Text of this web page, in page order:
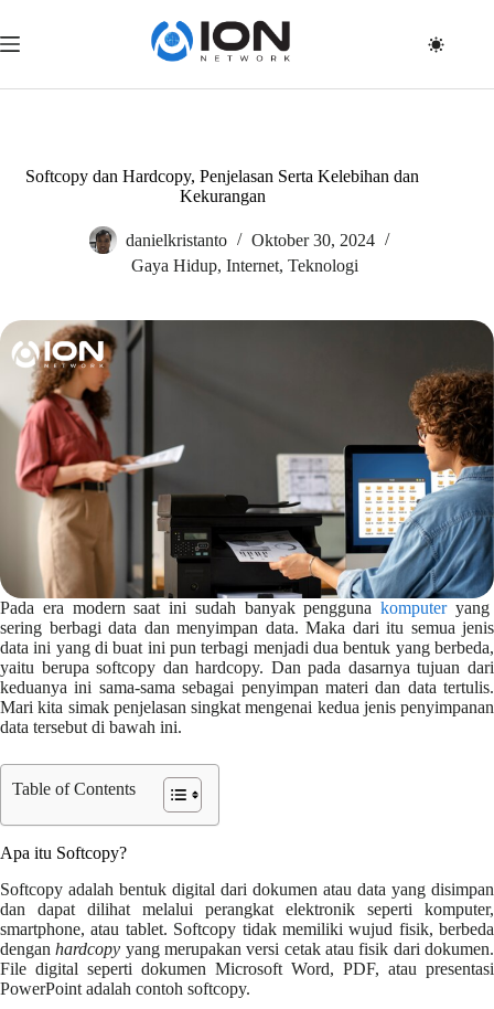
content
Softcopy dan Hardcopy, Penjelasan Serta Kelebihan dan
Kekurangan
danielkristanto
Oktober 30, 2024
Gaya Hidup, Internet, Teknologi
Pada era modern saat ini sudah banyak penggunakomputeryang
sering berbagi data dan menyimpan data. Maka dari itu semua jenis
data ini yang di buat ini pun terbagi menjadi dua bentuk yang berbeda,
yaitu berupa softcopy dan hardcopy. Dan pada dasarnya tujuan dari
keduanya ini sama-sama sebagai penyimpan materi dan data tertulis.
Mari kita simak penjelasan singkat mengenai kedua jenis penyimpanan
data tersebut di bawah ini.
Table of Contents
Apa itu Softcopy?
Softcopy adalah bentuk digital dari dokumen atau data yang disimpan
dan dapat dilihat melalui perangkat elektronik seperti komputer,
smartphone, atau tablet. Softcopy tidak memiliki wujud fisik, berbeda
denganhardcopy yang merupakan versi cetak atau fisik dari dokumen.
File digital seperti dokumen Microsoft Word, PDF, atau presentasi
PowerPoint adalah contoh softcopy.